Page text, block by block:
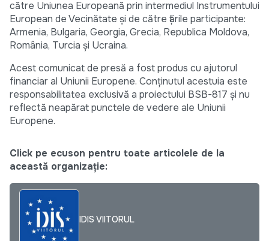
către Uniunea Europeană prin intermediul Instrumentului
European de Vecinătate și de către țările participante:
Armenia, Bulgaria, Georgia, Grecia, Republica Moldova,
România, Turcia și Ucraina.
Acest comunicat de presă a fost produs cu ajutorul
financiar al Uniunii Europene. Conținutul acestuia este
responsabilitatea exclusivă a proiectului BSB-817 și nu
reflectă neapărat punctele de vedere ale Uniunii
Europene.
Click pe ecuson pentru toate articolele de la
această organizație:
IDIS VIITORUL